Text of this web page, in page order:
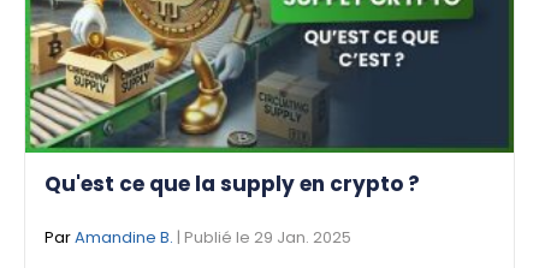
Qu'est ce que la supply en crypto ?
ParAmandine B. | Publié le 29 Jan. 2025